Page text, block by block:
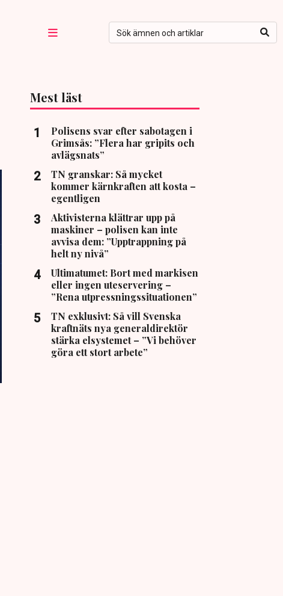
Mest läst
Polisens svar efter sabotagen i
Grimsås: ”Flera har gripits och
avlägsnats”
TN granskar: Så mycket
kommer kärnkraften att kosta –
egentligen
Aktivisterna klättrar upp på
maskiner – polisen kan inte
avvisa dem: ”Upptrappning på
helt ny nivå”
Ultimatumet: Bort med markisen
eller ingen uteservering –
”Rena utpressningssituationen”
TN exklusivt: Så vill Svenska
kraftnäts nya generaldirektör
stärka elsystemet – ”Vi behöver
göra ett stort arbete”